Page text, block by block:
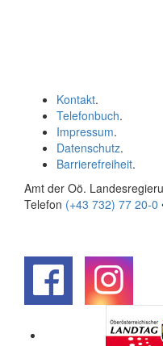
Kontakt.
Telefonbuch.
Impressum.
Datenschutz.
Barrierefreiheit.
Amt der Oö.
Telefon (+43 732) 77 20-0